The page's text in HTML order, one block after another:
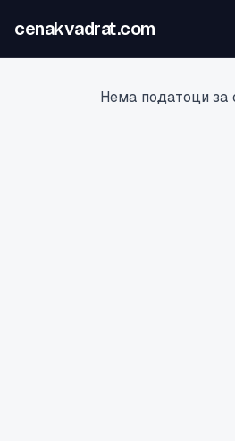
cenakvadrat.com
Нема податоци за